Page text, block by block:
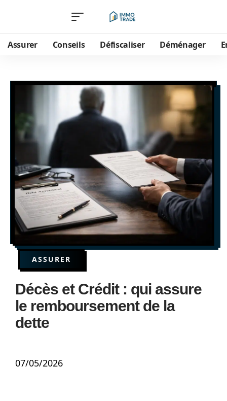
Assurer Conseils Défiscaliser Déménager
ASSURER
Décès et Crédit : qui assure
le remboursement de la
dette
07/05/2026